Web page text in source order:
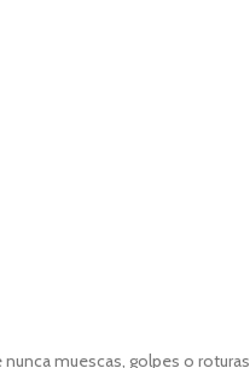
muescas, golpes o roturas